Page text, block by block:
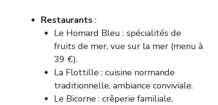
Restaurants :
Le Homard Bleu : spécialités de
fruits de mer, vue sur la mer (menu à
39 €).
La Flottille : cuisine normande
traditionnelle, ambiance conviviale.
Le Bicorne : crêperie familiale,